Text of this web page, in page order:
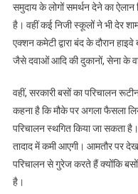
समुदाय के लोगों समर्थन देने का
है। वहीं कई निजी स्कूलों ने भी देर
एक्शन कमेटी द्वारा बंद के दौरान
जैसे दवाओं आदि की दुकानों, सेना के
वहीं, सरकारी बसों का परिचालन
कहना है कि मौके पर अगला फैसला
परिचालन स्थगित किया जा सकता
तादाद में कमी आएगी। आमतौर पर
परिचालन से गुरेज करते हैं क्योंकि
है।